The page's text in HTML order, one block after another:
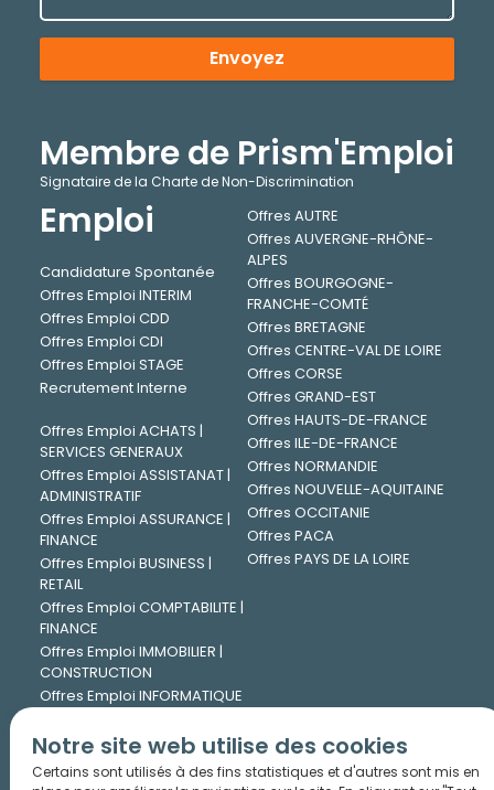
Notre site web utilise des cookies
Certains sont utilisés à des fins statistiques et d'autres sont mis en
Envoyez
Membre de Prism'Emploi
Signataire de la Charte de Non-Discrimination
Emploi
Candidature Spontanée
Offres Emploi INTERIM
Offres Emploi CDD
Offres Emploi CDI
Offres Emploi STAGE
Recrutement Interne
Offres Emploi ACHATS |
SERVICES GENERAUX
Offres Emploi ASSISTANAT |
ADMINISTRATIF
Offres Emploi ASSURANCE |
FINANCE
Offres Emploi BUSINESS |
RETAIL
Offres Emploi COMPTABILITE |
FINANCE
Offres Emploi IMMOBILIER |
CONSTRUCTION
Offres Emploi INFORMATIQUE
Offres Emploi INGENIERIE |
TECHNIQUE
Offres Emploi JURIDIQUE
Offres AUTRE
Offres AUVERGNE-RHÔNE-
ALPES
Offres BOURGOGNE-
FRANCHE-COMTÉ
Offres BRETAGNE
Offres CENTRE-VAL DE LOIRE
Offres CORSE
Offres GRAND-EST
Offres HAUTS-DE-FRANCE
Offres ILE-DE-FRANCE
Offres NORMANDIE
Offres NOUVELLE-AQUITAINE
Offres OCCITANIE
Offres PACA
Offres PAYS DE LA LOIRE